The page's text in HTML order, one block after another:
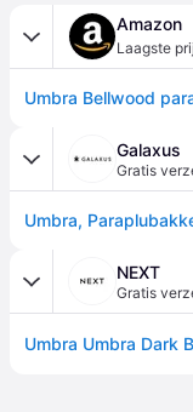
Amazon
Laagste
Umbra Bellwood
Galaxus
Gratis
Umbra,
NEXT
Gratis